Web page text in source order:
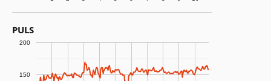
PULS
150
200